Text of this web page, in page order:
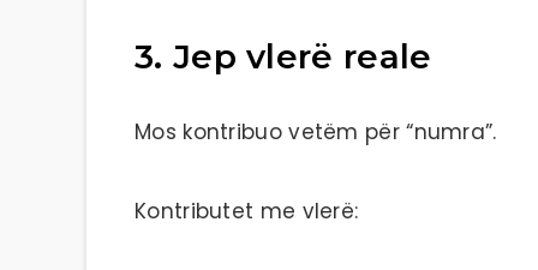
3. Jep vlerë reale
Mos kontribuo vetëm për “numra”.
Kontributet me vlerë: